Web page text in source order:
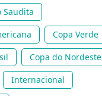
Saudita
Copa Verde
Copa do Nordeste
Internacional